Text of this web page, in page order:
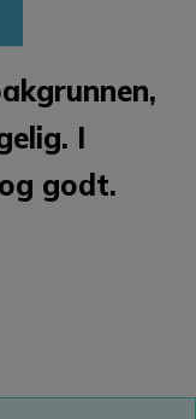
I
godt.